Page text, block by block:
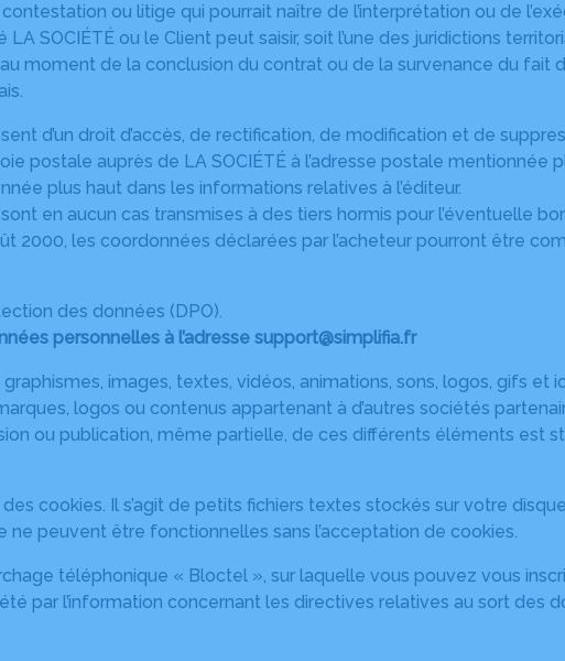
ou litige qui pourrait naître de l’interprétation ou de
SOCIÉTÉ ou le Client peut saisir, soit l’une des juridictions
moment de la conclusion du contrat ou de la survenance du fait
d’un droit d’accès, de rectification, de modification et de
postale auprès de LA SOCIÉTÉ à l’adresse postale mentionnée
plus haut dans les informations relatives à l’éditeur.
en aucun cas transmises à des tiers hormis pour l’éventuelle
2000, les coordonnées déclarées par l’acheteur pourront être
des données (DPO).
personnelles à l’adresse support@simplifia.fr
images, textes, vidéos, animations, sons, logos, gifs et
logos ou contenus appartenant à d’autres sociétés
ou publication, même partielle, de ces différents éléments est
cookies. Il s’agit de petits fichiers textes stockés sur votre
peuvent être fonctionnelles sans l’acceptation de cookies.
téléphonique « Bloctel », sur laquelle vous pouvez vous
par l’information concernant les directives relatives au sort des